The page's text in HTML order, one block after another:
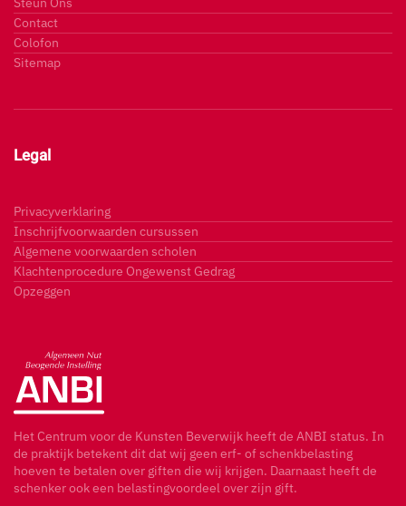
Contact
Colofon
Sitemap
Legal
Privacyverklaring
Inschrijfvoorwaarden cursussen
Algemene voorwaarden scholen
Klachtenprocedure Ongewenst Gedrag
Opzeggen
Het Centrum voor de Kunsten Beverwijk heeft de ANBI status. In
de praktijk betekent dit dat wij geen erf- of schenkbelasting
hoeven te betalen over giften die wij krijgen. Daarnaast heeft de
schenker ook een belastingvoordeel over zijn gift.